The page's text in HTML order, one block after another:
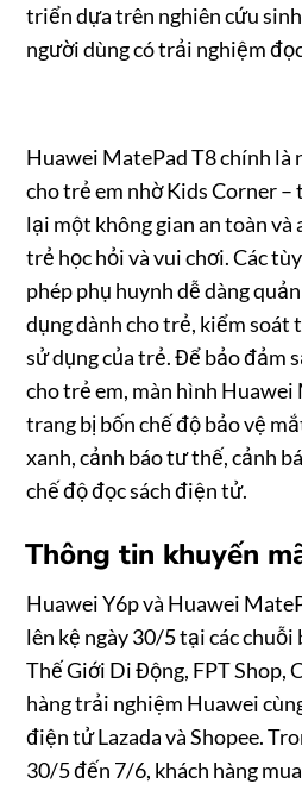
triển dựa trên nghiên cứu
người dùng có trải nghiệm
Huawei MatePad T8 chính là
cho trẻ em nhờ Kids Corner –
lại một không gian an toàn và
trẻ học hỏi và vui chơi. Các
phép phụ huynh dễ dàng
dụng dành cho trẻ, kiểm soát
sử dụng của trẻ. Để bảo đảm
cho trẻ em, màn hình
trang bị bốn chế độ bảo vệ
xanh, cảnh báo tư thế, cảnh
chế độ đọc sách điện tử.
Thông tin khuyến
Huawei Y6p và Huawei
lên kệ ngày 30/5 tại các
Thế Giới Di Động, FPT Shop,
hàng trải nghiệm Huawei
điện tử Lazada và Shopee.
30/5 đến 7/6, khách hàng